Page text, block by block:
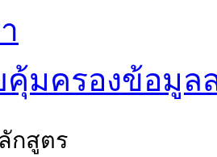
คุ้มครองข้อมูล
กสูตร